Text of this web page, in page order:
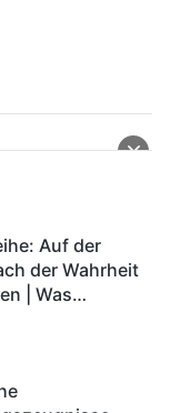
Auf der
der Wahrheit
| Was